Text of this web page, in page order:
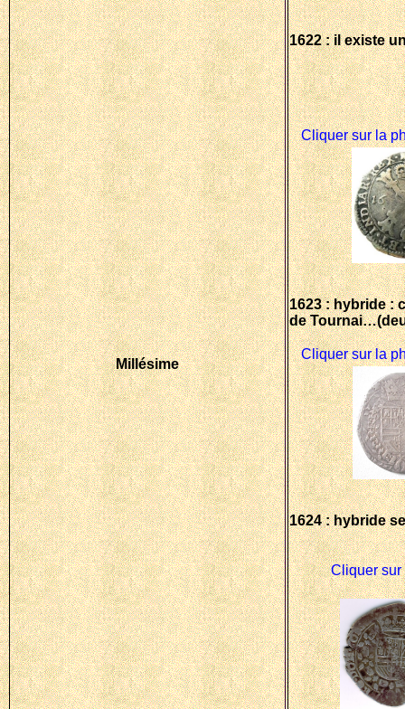
Millésime
1622 : il existe
Cliquer sur la
1623 : hybride :
de
Cliquer sur la
1624 : hybride
Cliquer sur